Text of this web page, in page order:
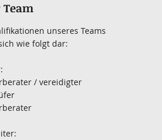
Team
unseres Teams
wie folgt dar:
/ vereidigter